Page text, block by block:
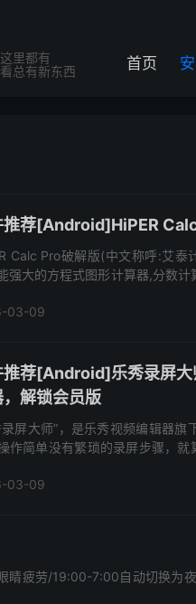
里都有
总有新东西
首页
推荐[Android]HiPER
Calc Pro破解版(中文称呼:艾
强大的方程式图形计算器,分数
03-09
推荐[Android]乐秀录屏
解锁会员版
录屏大师”，是乐秀视频编辑器
作简单没有繁琐的录屏步骤，
...
03-09
睛疲劳/19:00-7:00自动切换为